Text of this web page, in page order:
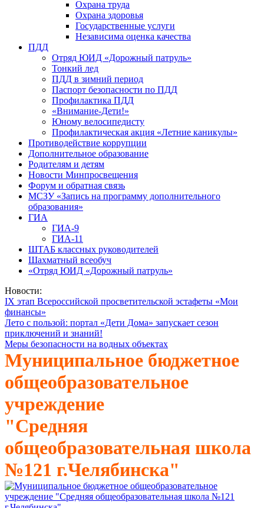
Охрана труда
Охрана здоровья
Государственные услуги
Независима оценка качества
ПДД
Отряд ЮИД «Дорожный патруль»
Тонкий лед
ПДД в зимний период
Паспорт безопасности по ПДД
Профилактика ПДД
«Внимание-Дети!»
Юному велосипедисту
Профилактическая акция «Летние каникулы»
Противодействие коррупции
Дополнительное образование
Родителям и детям
Новости Минпросвещения
Форум и обратная связь
МСЗУ «Запись на программу дополнительного
образования»
ГИА
ГИА-9
ГИА-11
ШТАБ классных руководителей
Шахматный всеобуч
«Отряд ЮИД «Дорожный патруль»
Новости:
IX этап Всероссийской просветительской эстафеты «Мои
финансы»
Лето с пользой: портал «Дети Дома» запускает сезон
приключений и знаний!
Меры безопасности на водных объектах
Муниципальное бюджетное
общеобразовательное
учреждение
"Средняя
общеобразовательная школа
№121 г.Челябинска"